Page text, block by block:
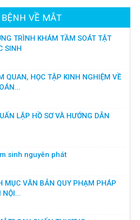
BỆNH VỀ MẮT
TRÌNH KHÁM TẦM SOÁT TẬT
SINH
QUAN, HỌC TẬP KINH NGHIỆM VỀ
LẬP HỒ SƠ VÀ HƯỚNG DẪN
sinh nguyên phát
MỤC VĂN BẢN QUY PHẠM PHÁP
NỘI...